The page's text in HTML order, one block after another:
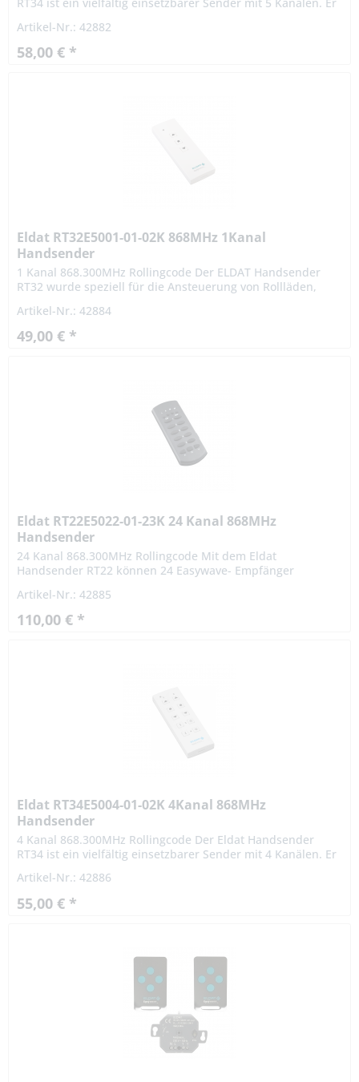
Artikel-Nr.: 42882
58,00 € *
Eldat RT32E5001-01-02K 868MHz 1Kanal
Handsender
1 Kanal 868.300MHz Rollingcode Der ELDAT Handsender
RT32 wurde speziell für die Ansteuerung von Rollläden,
entsprechenden...
Artikel-Nr.: 42884
49,00 € *
Eldat RT22E5022-01-23K 24 Kanal 868MHz
Handsender
24 Kanal 868.300MHz Rollingcode Mit dem Eldat
Handsender RT22 können 24 Easywave- Empfänger
jeweils sechs...
Artikel-Nr.: 42885
110,00 € *
Eldat RT34E5004-01-02K 4Kanal 868MHz
Handsender
4 Kanal 868.300MHz Rollingcode Der Eldat Handsender
RT34 ist ein vielfältig einsetzbarer Sender mit 4 Kanälen. Er
Betriebsart...
Artikel-Nr.: 42886
55,00 € *